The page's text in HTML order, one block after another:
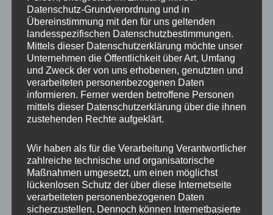
Grundfarbe Schwarz
Material Stahl
Ähnliche Produkte
Datenschutz-Grundverordnung und in
Übereinstimmung mit den für uns geltenden
landesspezifischen Datenschutzbestimmungen.
Mittels dieser Datenschutzerklärung möchte unser
Unternehmen die Öffentlichkeit über Art, Umfang
und Zweck der von uns erhobenen, genutzten und
verarbeiteten personenbezogenen Daten
informieren. Ferner werden betroffene Personen
mittels dieser Datenschutzerklärung über die ihnen
zustehenden Rechte aufgeklärt.
Wir haben als für die Verarbeitung Verantwortlicher
zahlreiche technische und organisatorische
Maßnahmen umgesetzt, um einen möglichst
lückenlosen Schutz der über diese Internetseite
verarbeiteten personenbezogenen Daten
sicherzustellen. Dennoch können Internetbasierte